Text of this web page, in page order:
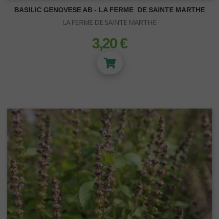
Sous-pot
Plateau de culture
Réservoir - rigide - souple
BASILIC GENOVESE AB - LA FERME DE SAINTE MARTHE
LA FERME DE SAINTE MARTHE
prix
3,20 €